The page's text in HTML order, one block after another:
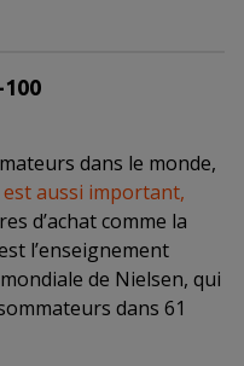
dans le monde,
est aussi important,
d’achat comme la
l’enseignement
de Nielsen, qui
dans 61